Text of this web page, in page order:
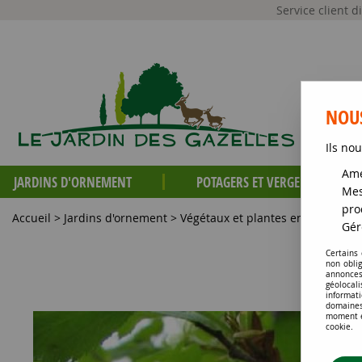
Service client
JARDINS D'ORNEMENT POTAGERS ET VERGERS
Accueil > Jardins d'ornement > Végétaux et plantes en racines
Ils
Certains
non
moment
cookie.